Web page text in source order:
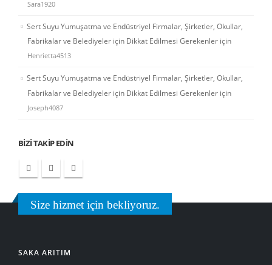
Sara1920
Sert Suyu Yumuşatma ve Endüstriyel Firmalar, Şirketler, Okullar,
Fabrikalar ve Belediyeler için Dikkat Edilmesi Gerekenler için
Henrietta4513
Sert Suyu Yumuşatma ve Endüstriyel Firmalar, Şirketler, Okullar,
Fabrikalar ve Belediyeler için Dikkat Edilmesi Gerekenler için
Joseph4087
BIZI TAKIP EDIN
Size hizmet için bekliyoruz.
SAKA ARITIM